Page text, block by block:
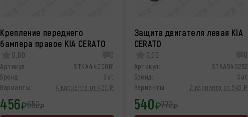
Крепление переднего
бампера правое KIA CERATO
0,00 0
Артикул:
STKA44000B1
Бренд:
Sat
Варианты:
4 варианта от 456 ₽
456₽652₽
Защита двигателя левая KIA
CERATO
0,00 0
Артикул:
STKA540252
Бренд:
Sat
Варианты:
2 варианта от 540 ₽
540₽772₽